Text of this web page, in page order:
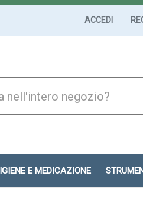
ACCEDI
IGIENE E MEDICAZIONE